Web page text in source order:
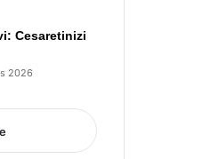
Cesaretinizi
2026